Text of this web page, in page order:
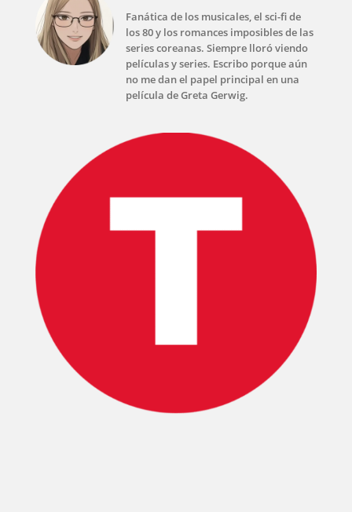
PELICULAS
TECNOVITOS
Fanática de los musicales, el sci-fi de
los 80 y los romances imposibles de las
series coreanas. Siempre lloró viendo
películas y series. Escribo porque aún
no me dan el papel principal en una
película de Greta Gerwig.